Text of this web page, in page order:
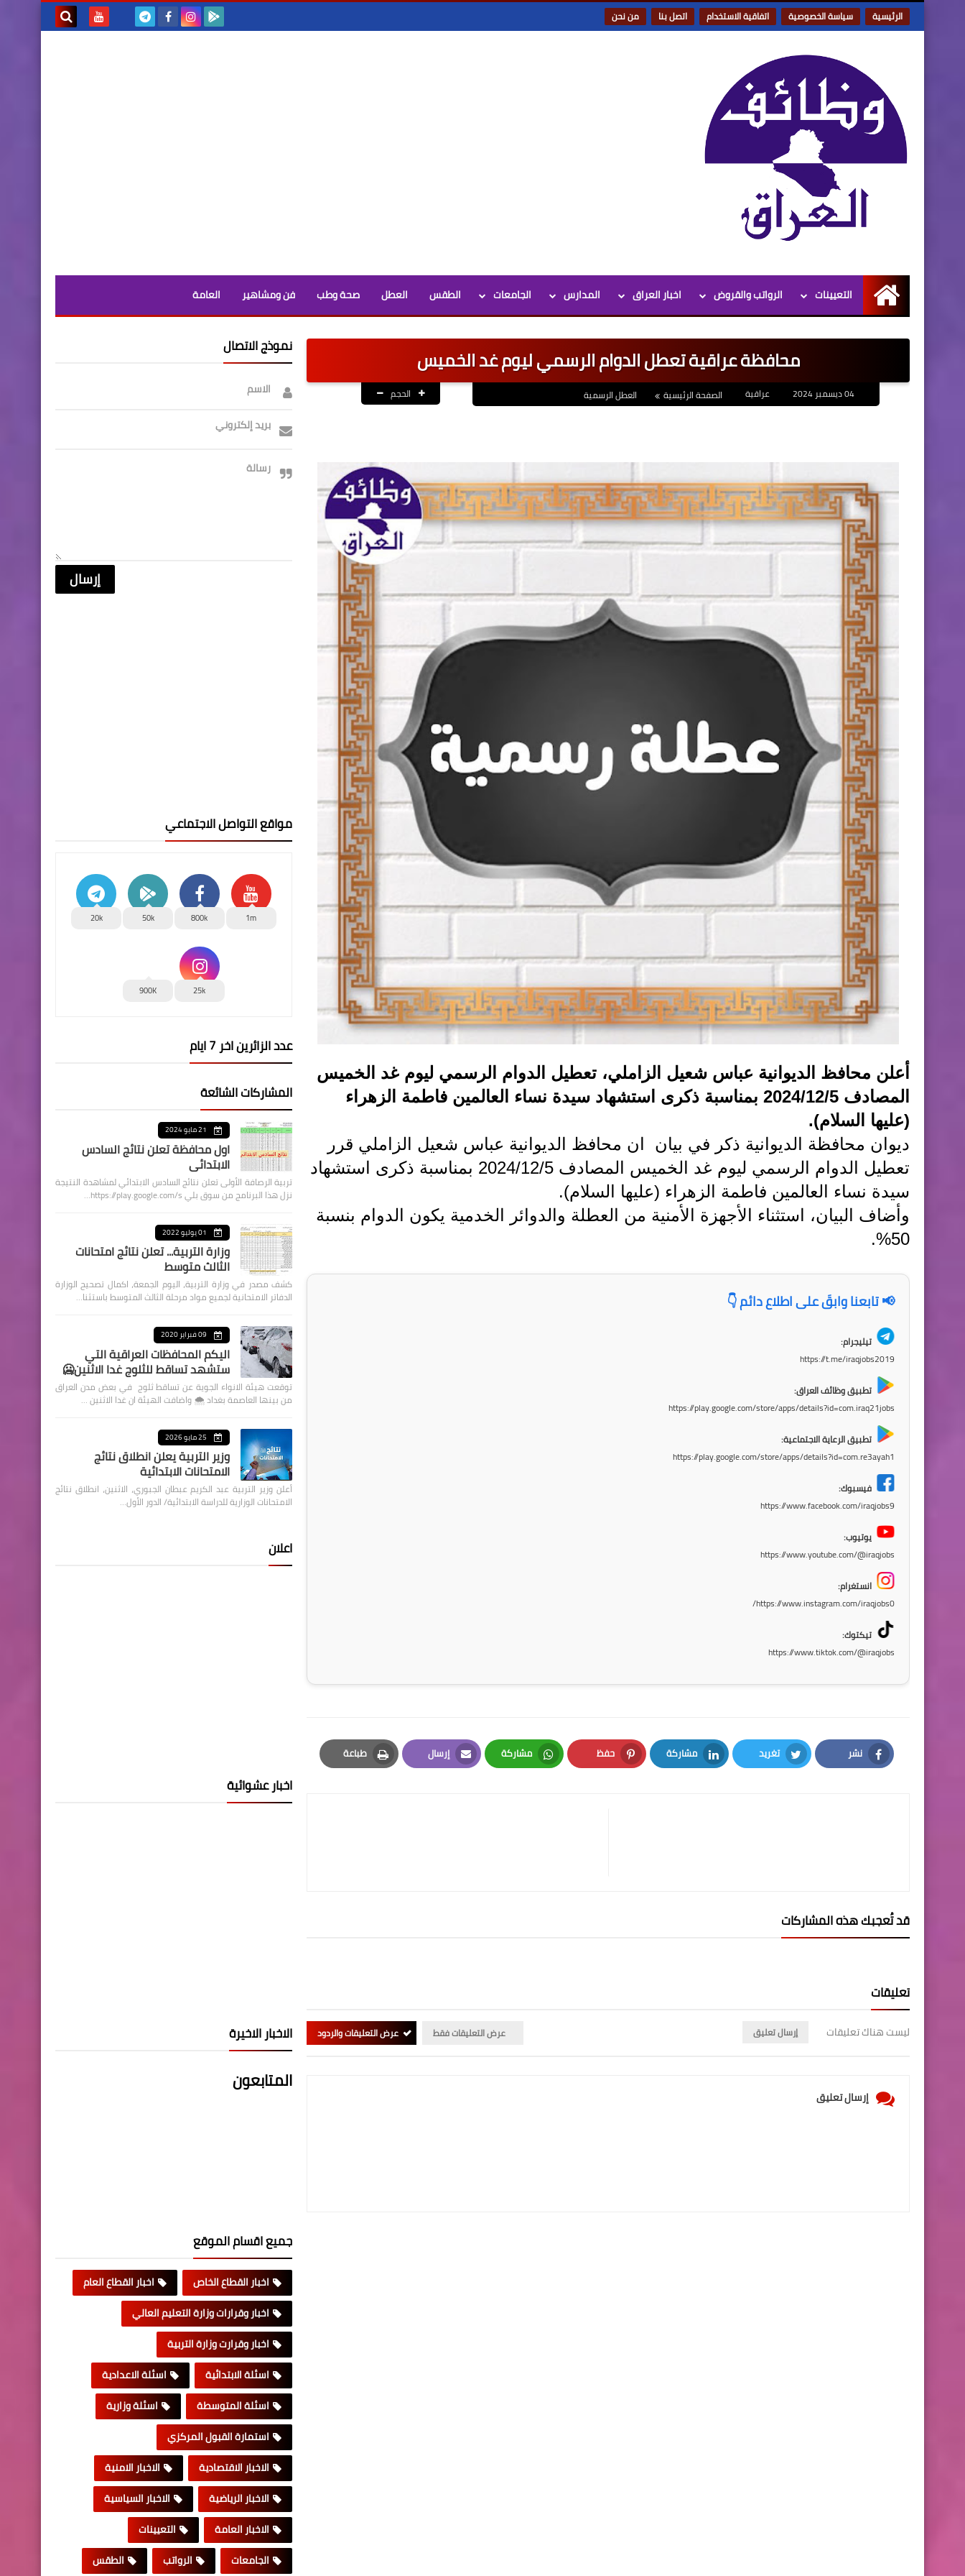
الرئيسية سياسة الخصوصية اتفاقية الاستخدام اتصل بنا من نحن
الرئيسية
التعيينات الرواتب والقروض اخبار العراق المدارس الجامعات الطقس العطل صحة وطب فن ومشاهير العامة
محافظة عراقية تعطل الدوام الرسمي ليوم غد الخميس
عراقية الصفحة الرئيسية العطل الرسمية الحجم
أعلن محافظ الديوانية عباس شعيل الزاملي، تعطيل الدوام الرسمي ليوم غد الخميس
المصادف 2024/12/5 بمناسبة ذكرى استشهاد سيدة نساء العالمين فاطمة الزهراء
(عليها السلام).
ديوان محافظة الديوانية ذكر في بيان ان محافظ الديوانية عباس شعيل الزاملي قرر
تعطيل الدوام الرسمي ليوم غد الخميس المصادف 2024/12/5 بمناسبة ذكرى استشهاد
سيدة نساء العالمين فاطمة الزهراء (عليها السلام).
وأضاف البيان، استثناء الأجهزة الأمنية من العطلة والدوائر الخدمية يكون الدوام بنسبة
50%.
📢 تابعنا وابقَ على اطلاع دائم 👇
تيليجرام:
https://t.me/iraqjobs2019
تطبيق وظائف العراق:
https://play.google.com/store/apps/details?id=com.iraq21jobs
تطبيق الرعاية الاجتماعية:
https://play.google.com/store/apps/details?id=com.re3ayah1
فيسبوك:
https://www.facebook.com/iraqjobs9
يوتيوب:
https://www.youtube.com/@iraqjobs
انستغرام:
https://www.instagram.com/iraqjobs0/
تيكتوك:
https://www.tiktok.com/@iraqjobs
نشر
Facebook
تغريد
Twitter
مشاركة
LinkedIn
حفظ
Pinterest
مشاركة
Whatsapp
إرسال
Email
طباعة
Print
قد تُعجبك هذه المشاركات
تعليقات
ليست هناك تعليقات إرسال تعليق عرض التعليقات فقط عرض التعليقات والردود
إرسال تعليق
نموذج الاتصال
الاسم
بريد إلكتروني
رسالة
مواقع التواصل الاجتماعي
1m
800k
50k
20k
25k
900K
عدد الزائرين اخر 7 ايام
المشاركات الشائعة
21 مايو 2024
اول محافظة تعلن نتائج السادس
الابتدائي
تربية الرصافة الأولى تعلن نتائج السادس الابتدائي لمشاهدة النتيجة
نزل هذا البرنامج من سوق بلي https://play.google.com/s…
01 يوليو 2022
وزارة التربية... تعلن نتائج امتحانات
الثالث متوسط
كشف مصدر في وزارة التربية، اليوم الجمعة، اكمال تصحيح الوزارة
الدفاتر الامتحانية لجميع مواد مرحلة الثالث المتوسط باستثنا…
09 فبراير 2020
اليكم المحافظات العراقية التي
ستشهد تساقط للثلوج غدا الاثنين🥶
توقعت هيئة الانواء الجوية عن تساقط ثلوج في بعض مدن العراق
من بينها العاصمة بغداد ⁦🌨️⁩ واضافت الهيئة ان غدا الاثنين …
25 مايو 2026
وزير التربية يعلن انطلاق نتائج
الامتحانات الابتدائية
أعلن وزير التربية عبد الكريم عبطان الجبوري، الاثنين، انطلاق نتائج
الامتحانات الوزارية للدراسة الابتدائية/ الدور الأول…
اعلان
اخبار عشوائية
الاخبار الاخيرة
المتابعون
جميع اقسام الموقع
اخبار القطاع الخاص
اخبار القطاع العام
اخبار وقرارات وزارة التعليم العالي
اخبار وقرارت وزارة التربية
اسئلة الابتدائية
اسئلة الاعدادية
اسئلة المتوسطة
اسئلة وزارية
استمارة القبول المركزي
الاخبار الاقتصادية
الاخبار الامنية
الاخبار الرياضية
الاخبار السياسية
الاخبار العامة
التعيينات
الجامعات
الرواتب الطقس